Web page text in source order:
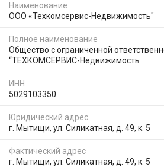
Наименование
ООО «Техкомсервис-Недвижимость"
Полное наименование
Общество с ограниченной
“ТЕХКОМСЕРВИС-Недвижимость
ИНН
5029103350
Юридический адрес
г. Мытищи, ул. Силикатная, д. 49, к. 5
Фактический адрес
г. Мытищи, ул. Силикатная, д. 49, к. 5